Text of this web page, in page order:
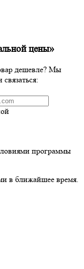
цены»
дешевле? Мы
программы
в ближайшее время.